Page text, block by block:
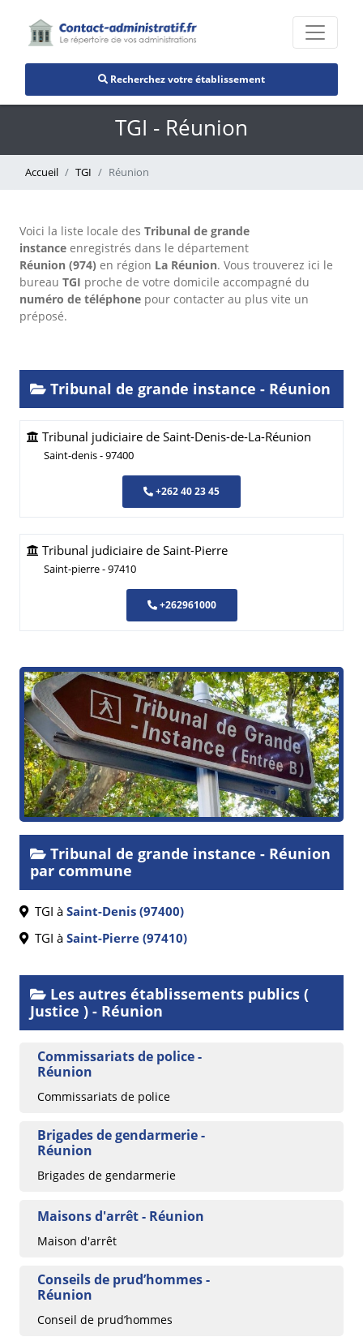
Recherchez votre établissement
TGI - Réunion
Accueil TGI Réunion
Voici la liste locale des Tribunal de grande
instance enregistrés dans le département
Réunion (974) en région La Réunion. Vous trouverez ici le
bureau TGI proche de votre domicile accompagné du
numéro de téléphone pour contacter au plus vite un
préposé.
Tribunal de grande instance - Réunion
Tribunal judiciaire de Saint-Denis-de-La-Réunion
Saint-denis - 97400
+262 40 23 45
Tribunal judiciaire de Saint-Pierre
Saint-pierre - 97410
+262961000
Tribunal de grande instance - Réunion
par commune
TGI à Saint-Denis (97400)
TGI à Saint-Pierre (97410)
Les autres établissements publics (
Justice ) - Réunion
Commissariats de police -
Réunion
Commissariats de police
Brigades de gendarmerie -
Réunion
Brigades de gendarmerie
Maisons d'arrêt - Réunion
Maison d'arrêt
Conseils de prud’hommes -
Réunion
Conseil de prud’hommes